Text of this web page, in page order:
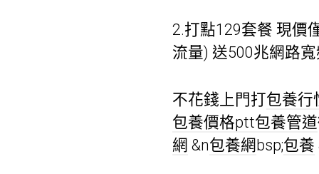
2.打點129套餐 現價
流量) 送500兆網路
不花錢上門打包養行
包養價格ptt包養管道
網 &n包養網 bsp;包養